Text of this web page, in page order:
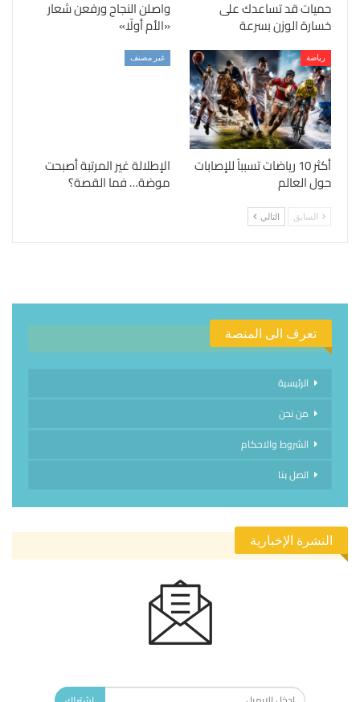
حميات قد تساعدك على
خسارة الوزن بسرعة
واصلن النجاح ورفعن شعار
«الأم أولًا»
رياضة
أكثر 10 رياضات تسبباً للإصابات
حول العالم
غير مصنف
الإطلالة غير المرتبة أصبحت
موضة… فما القصة؟
السابق التالي
تعرف الى المنصة
الرئيسية
من نحن
الشروط والاحكام
اتصل بنا
النشرة الإخبارية